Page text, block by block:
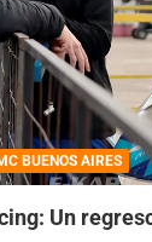
BUENOS AIRES
Un